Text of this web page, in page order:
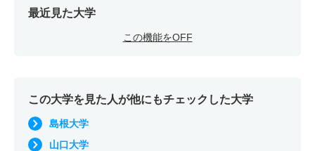
最近見た大学
この機能をOFF
この大学を見た人が他にもチェックした大学
島根大学
山口大学